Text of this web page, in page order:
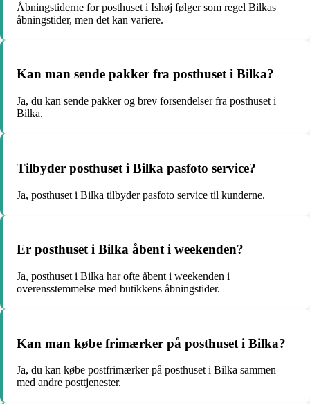
Åbningstiderne for posthuset i Ishøj følger som regel Bilkas
åbningstider, men det kan variere.
Kan man sende pakker fra posthuset i Bilka?
Ja, du kan sende pakker og brev forsendelser fra posthuset i
Bilka.
Tilbyder posthuset i Bilka pasfoto service?
Ja, posthuset i Bilka tilbyder pasfoto service til kunderne.
Er posthuset i Bilka åbent i weekenden?
Ja, posthuset i Bilka har ofte åbent i weekenden i
overensstemmelse med butikkens åbningstider.
Kan man købe frimærker på posthuset i Bilka?
Ja, du kan købe postfrimærker på posthuset i Bilka sammen
med andre posttjenester.